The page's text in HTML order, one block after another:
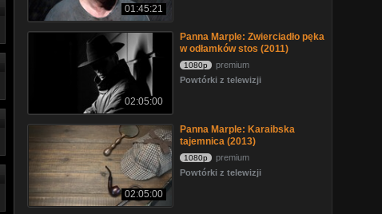
01:45:21
02:05:00
Panna Marple: Zwierciadło pęka
w odłamków stos (2011)
1080p
premium
Powtórki z telewizji
02:05:00
Panna Marple: Karaibska
tajemnica (2013)
1080p
premium
Powtórki z telewizji